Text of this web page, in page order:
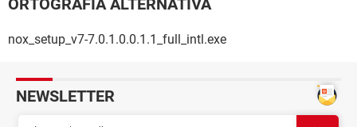
nox_setup_v7-7.0.1.0.0.1.1_full_intl.exe
NEWSLETTER